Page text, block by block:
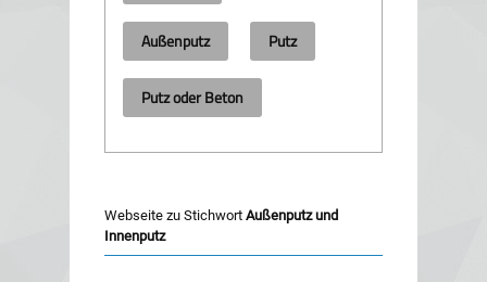
Außenputz Putz
Putz oder Beton
Webseite zu Stichwort Außenputz und
Innenputz